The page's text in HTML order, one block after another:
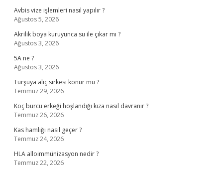
Avbis vize işlemleri nasıl yapılır ?
Ağustos 5, 2026
Akrilik boya kuruyunca su ile çıkar mı ?
Ağustos 3, 2026
5A ne ?
Ağustos 3, 2026
Turşuya alıç sirkesi konur mu ?
Temmuz 29, 2026
Koç burcu erkeği hoşlandığı kıza nasıl davranır ?
Temmuz 26, 2026
Kas hamlığı nasıl geçer ?
Temmuz 24, 2026
HLA alloimmünizasyon nedir ?
Temmuz 22, 2026